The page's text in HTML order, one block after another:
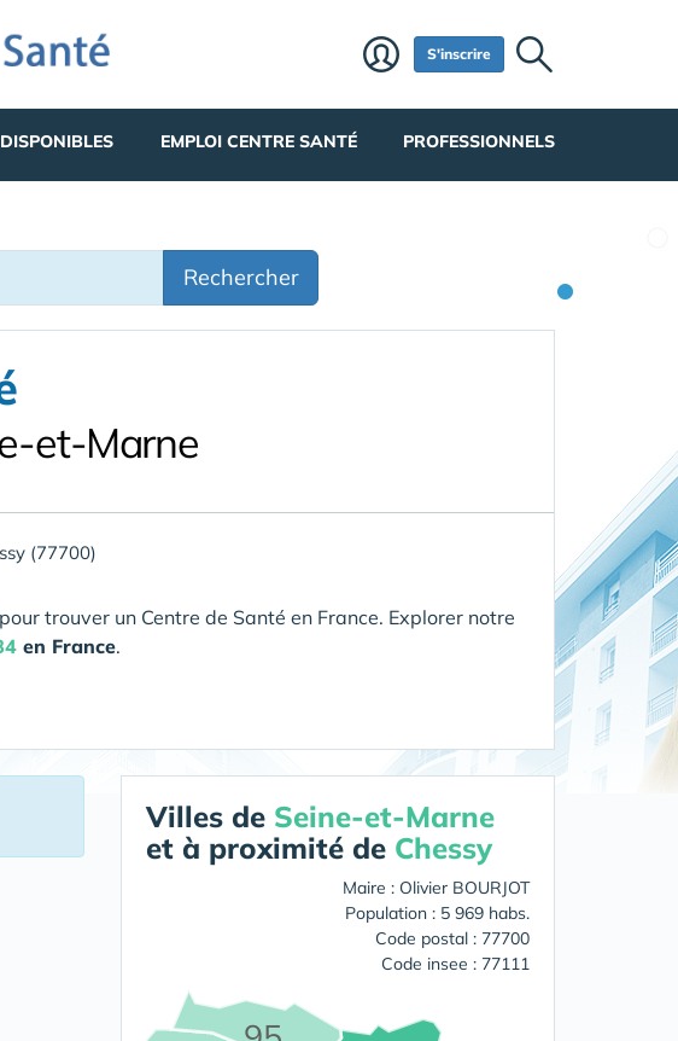
S'inscrire
EMPLOI CENTRE SANTÉ PROFESSIONNELS
Rechercher
et-Marne
(77700)
pour trouver un Centre de Santé en France. Explorer notre
en France.
Villes de Seine-et-Marne
et à proximité de Chessy
Maire : Olivier BOURJOT
Population : 5 969 habs.
Code postal : 77700
Code insee : 77111